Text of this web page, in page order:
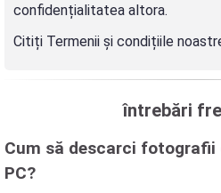
confidențialitatea altora.
Citiți Termenii și condițiile
întrebări
Cum să descarci fotografii
PC?